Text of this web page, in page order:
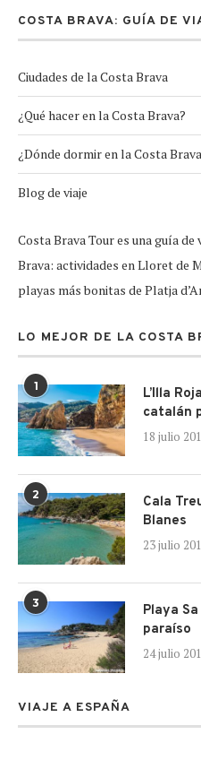
COSTA BRAVA: GUÍA DE
Ciudades de la Costa Brava
¿Qué hacer en la Costa Brava?
¿Dónde dormir en la Costa
Blog de viaje
Costa Brava Tour es una guía
Brava: actividades en Lloret de
playas más bonitas de Platja
LO MEJOR DE LA COSTA
1
L’Illa
catalán
18 julio
2
Cala
Blanes
23 julio
3
Playa
paraíso
24 julio
VIAJE A ESPAÑA